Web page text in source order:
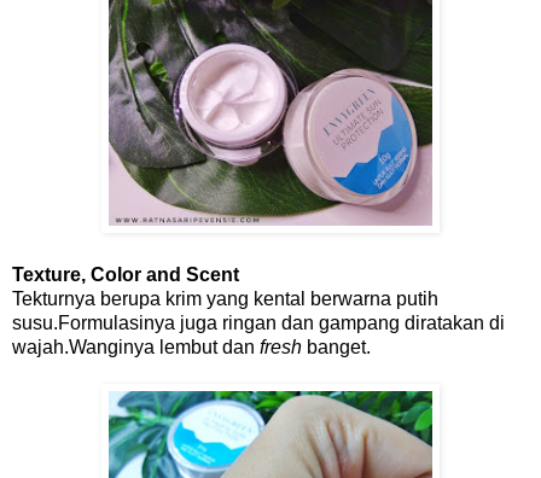
Texture, Color and Scent
Tekturnya berupa krim yang kental berwarna putih
susu.Formulasinya juga ringan dan gampang diratakan di
wajah.Wanginya lembut dan fresh banget.